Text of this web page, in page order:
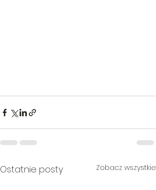
Ostatnie posty Zobacz wszystkie